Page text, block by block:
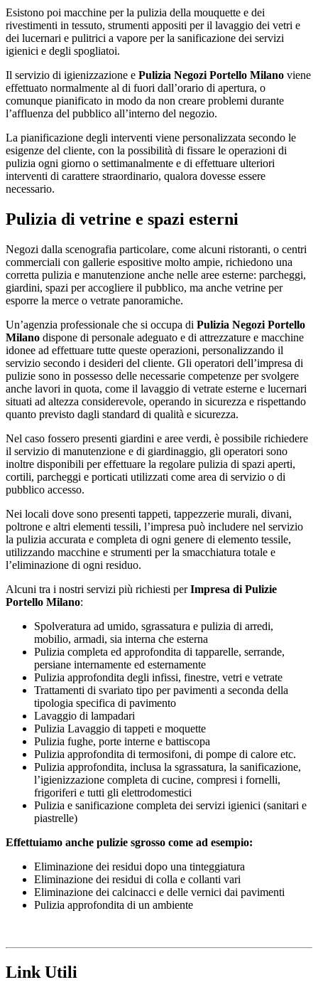
Esistono poi macchine per la pulizia della mouquette e dei
rivestimenti in tessuto, strumenti appositi per il lavaggio dei vetri e
dei lucernari e pulitrici a vapore per la sanificazione dei servizi
igienici e degli spogliatoi.
Il servizio di igienizzazione e Pulizia Negozi Portello Milano viene
effettuato normalmente al di fuori dall’orario di apertura, o
comunque pianificato in modo da non creare problemi durante
l’affluenza del pubblico all’interno del negozio.
La pianificazione degli interventi viene personalizzata secondo le
esigenze del cliente, con la possibilità di fissare le operazioni di
pulizia ogni giorno o settimanalmente e di effettuare ulteriori
interventi di carattere straordinario, qualora dovesse essere
necessario.
Pulizia di vetrine e spazi esterni
Negozi dalla scenografia particolare, come alcuni ristoranti, o centri
commerciali con gallerie espositive molto ampie, richiedono una
corretta pulizia e manutenzione anche nelle aree esterne: parcheggi,
giardini, spazi per accogliere il pubblico, ma anche vetrine per
esporre la merce o vetrate panoramiche.
Un’agenzia professionale che si occupa di Pulizia Negozi Portello
Milano dispone di personale adeguato e di attrezzature e macchine
idonee ad effettuare tutte queste operazioni, personalizzando il
servizio secondo i desideri del cliente. Gli operatori dell’impresa di
pulizie sono in possesso delle necessarie competenze per svolgere
anche lavori in quota, come il lavaggio di vetrate esterne e lucernari
situati ad altezza considerevole, operando in sicurezza e rispettando
quanto previsto dagli standard di qualità e sicurezza.
Nel caso fossero presenti giardini e aree verdi, è possibile richiedere
il servizio di manutenzione e di giardinaggio, gli operatori sono
inoltre disponibili per effettuare la regolare pulizia di spazi aperti,
cortili, parcheggi e porticati utilizzati come area di servizio o di
pubblico accesso.
Nei locali dove sono presenti tappeti, tappezzerie murali, divani,
poltrone e altri elementi tessili, l’impresa può includere nel servizio
la pulizia accurata e completa di ogni genere di elemento tessile,
utilizzando macchine e strumenti per la smacchiatura totale e
l’eliminazione di ogni residuo.
Alcuni tra i nostri servizi più richiesti perImpresa di Pulizie
Portello Milano:
Spolveratura ad umido, sgrassatura e pulizia di arredi,
mobilio, armadi, sia interna che esterna
Pulizia completa ed approfondita di tapparelle, serrande,
persiane internamente ed esternamente
Pulizia approfondita degli infissi, finestre, vetri e vetrate
Trattamenti di svariato tipo per pavimenti a seconda della
tipologia specifica di pavimento
Lavaggio di lampadari
Pulizia Lavaggio di tappeti e moquette
Pulizia fughe, porte interne e battiscopa
Pulizia approfondita di termosifoni, di pompe di calore etc.
Pulizia approfondita, inclusa la sgrassatura, la sanificazione,
l’igienizzazione completa di cucine, compresi i fornelli,
frigoriferi e tutti gli elettrodomestici
Pulizia e sanificazione completa dei servizi igienici (sanitari e
piastrelle)
Effettuiamo anche pulizie sgrosso come ad esempio:
Eliminazione dei residui dopo una tinteggiatura
Eliminazione dei residui di colla e collanti vari
Eliminazione dei calcinacci e delle vernici dai pavimenti
Pulizia approfondita di un ambiente
Link Utili